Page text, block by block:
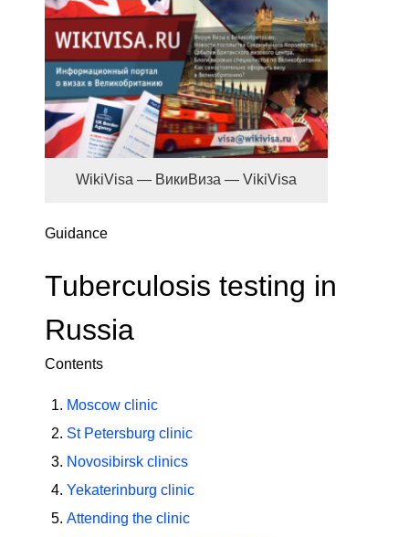
WikiVisa — ВикиВиза — VikiVisa
Guidance
Tuberculosis testing in
Russia
Contents
Moscow clinic
St Petersburg clinic
Novosibirsk clinics
Yekaterinburg clinic
Attending the clinic